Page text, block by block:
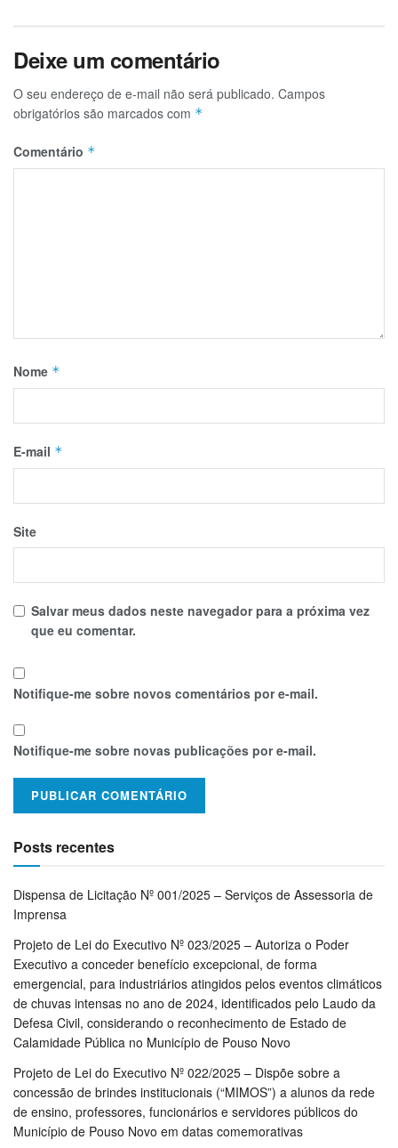
Deixe um comentário
O seu endereço de e-mail não será publicado. Campos
obrigatórios são marcados com *
Comentário *
Nome *
E-mail *
Site
Salvar meus dados neste navegador para a próxima vez
que eu comentar.
Notifique-me sobre novos comentários por e-mail.
Notifique-me sobre novas publicações por e-mail.
Posts recentes
Dispensa de Licitação Nº 001/2025 – Serviços de Assessoria de
Imprensa
Projeto de Lei do Executivo Nº 023/2025 – Autoriza o Poder
Executivo a conceder benefício excepcional, de forma
emergencial, para industriários atingidos pelos eventos climáticos
de chuvas intensas no ano de 2024, identificados pelo Laudo da
Defesa Civil, considerando o reconhecimento de Estado de
Calamidade Pública no Município de Pouso Novo
Projeto de Lei do Executivo Nº 022/2025 – Dispõe sobre a
concessão de brindes institucionais (“MIMOS”) a alunos da rede
de ensino, professores, funcionários e servidores públicos do
Município de Pouso Novo em datas comemorativas